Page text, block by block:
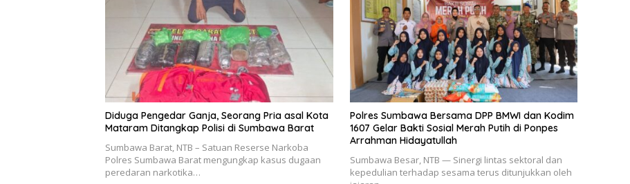
Diduga Pengedar Ganja, Seorang Pria asal Kota
Mataram Ditangkap Polisi di Sumbawa Barat
Sumbawa Barat, NTB – Satuan Reserse Narkoba
Polres Sumbawa Barat mengungkap kasus dugaan
peredaran narkotika…
Polres Sumbawa Bersama DPP BMWI dan Kodim
1607 Gelar Bakti Sosial Merah Putih di Ponpes
Arrahman Hidayatullah
Sumbawa Besar, NTB — Sinergi lintas sektoral dan
kepedulian terhadap sesama terus ditunjukkan oleh